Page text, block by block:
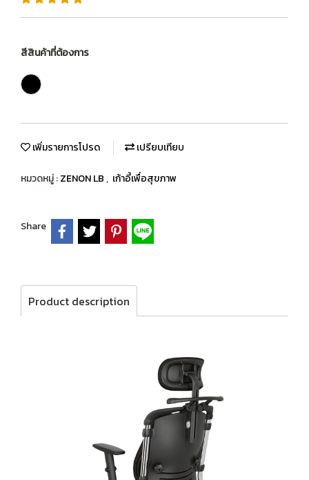
สีสินค้าที่ต้องการ
เพิ่มรายการโปรด เปรียบเทียบ
หมวดหมู่ :ZENON LB, เก้าอี้เพื่อสุขภาพ
Share
Product description